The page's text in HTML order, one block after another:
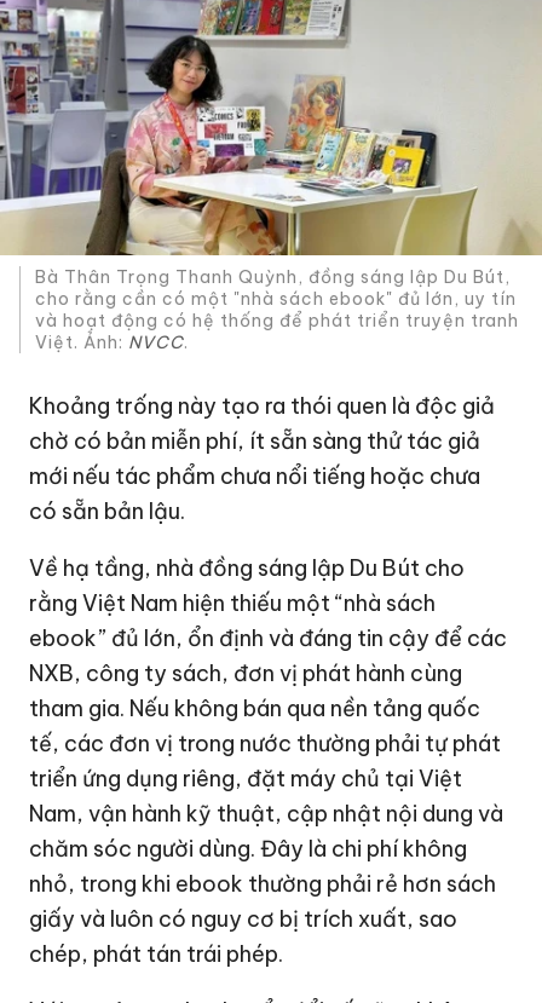
Bà Thân Trọng Thanh Quỳnh, đồng sáng lập Du Bút,
cho rằng cần có một "nhà sách ebook" đủ lớn, uy tín
và hoạt động có hệ thống để phát triển truyện tranh
Việt. Ảnh: NVCC.
Khoảng trống này tạo ra thói quen là độc giả
chờ có bản miễn phí, ít sẵn sàng thử tác giả
mới nếu tác phẩm chưa nổi tiếng hoặc chưa
có sẵn bản lậu.
Về hạ tầng, nhà đồng sáng lập Du Bút cho
rằng Việt Nam hiện thiếu một “nhà sách
ebook” đủ lớn, ổn định và đáng tin cậy để các
NXB, công ty sách, đơn vị phát hành cùng
tham gia. Nếu không bán qua nền tảng quốc
tế, các đơn vị trong nước thường phải tự phát
triển ứng dụng riêng, đặt máy chủ tại Việt
Nam, vận hành kỹ thuật, cập nhật nội dung và
chăm sóc người dùng. Đây là chi phí không
nhỏ, trong khi ebook thường phải rẻ hơn sách
giấy và luôn có nguy cơ bị trích xuất, sao
chép, phát tán trái phép.